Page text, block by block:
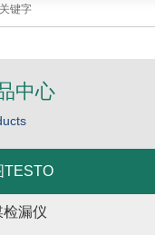
中心
TESTO
检漏仪